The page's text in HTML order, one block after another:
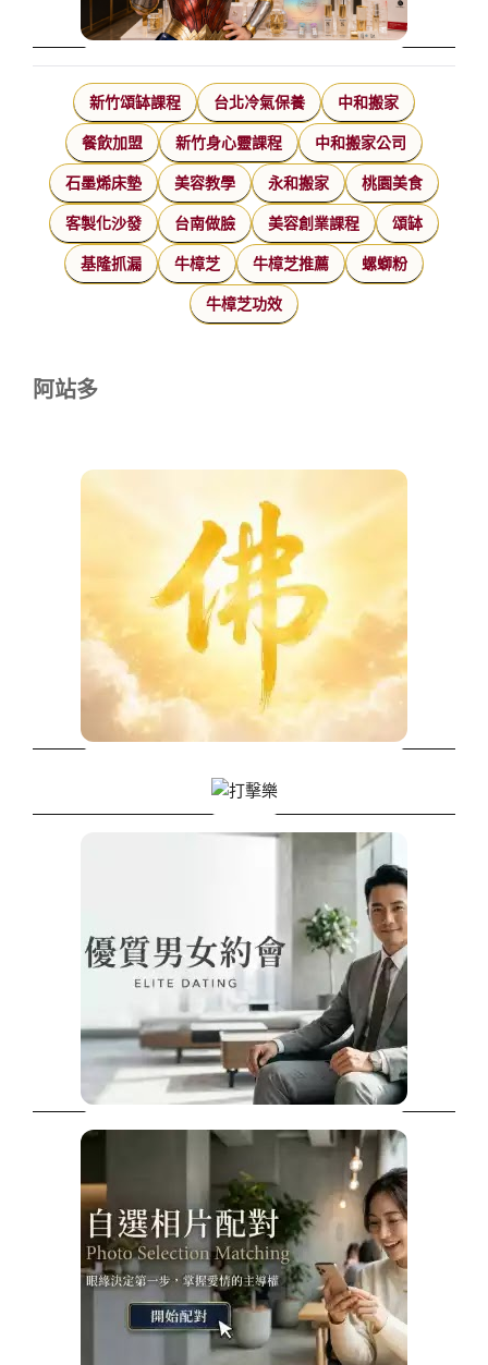
新竹頌缽課程 台北冷氣保養 中和搬家
餐飲加盟 新竹身心靈課程 中和搬家公司
石墨烯床墊 美容教學 永和搬家 桃園美食
客製化沙發 台南做臉 美容創業課程 頌缽
基隆抓漏 牛樟芝 牛樟芝推薦 螺螄粉
牛樟芝功效
阿站多